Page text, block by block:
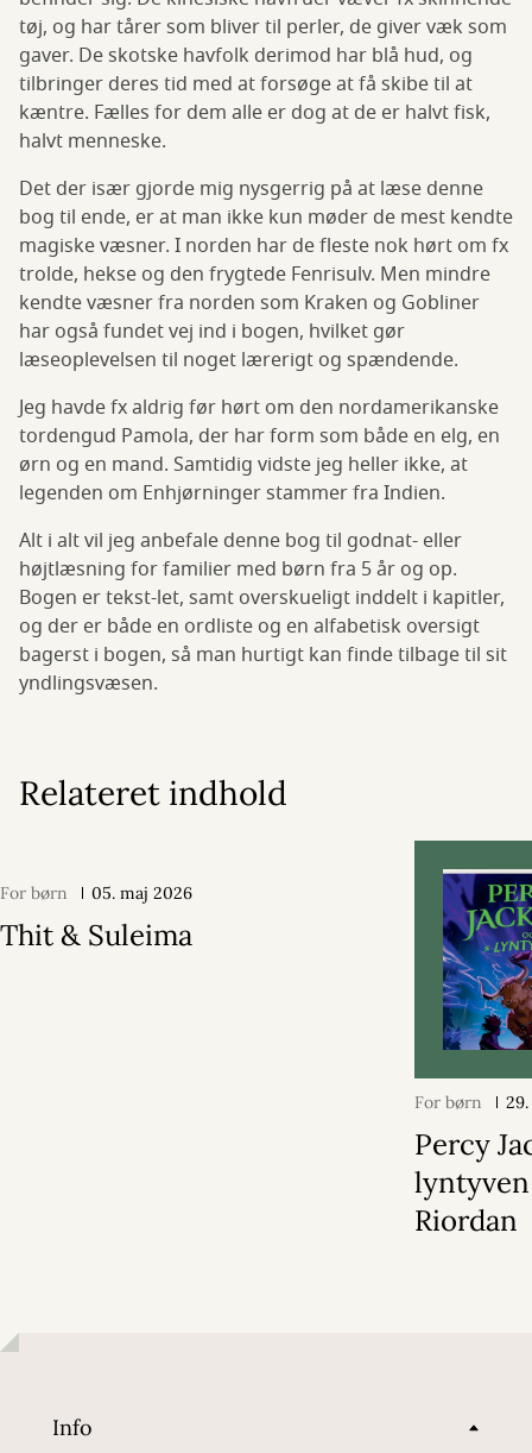
tøj, og har tårer som bliver til perler, de giver væk som
gaver. De skotske havfolk derimod har blå hud, og
tilbringer deres tid med at forsøge at få skibe til at
kæntre. Fælles for dem alle er dog at de er halvt fisk,
halvt menneske.
Det der især gjorde mig nysgerrig på at læse denne
bog til ende, er at man ikke kun møder de mest kendte
magiske væsner. I norden har de fleste nok hørt om fx
trolde, hekse og den frygtede Fenrisulv. Men mindre
kendte væsner fra norden som Kraken og Gobliner
har også fundet vej ind i bogen, hvilket gør
læseoplevelsen til noget lærerigt og spændende.
Jeg havde fx aldrig før hørt om den nordamerikanske
tordengud Pamola, der har form som både en elg, en
ørn og en mand. Samtidig vidste jeg heller ikke, at
legenden om Enhjørninger stammer fra Indien.
Alt i alt vil jeg anbefale denne bog til godnat- eller
højtlæsning for familier med børn fra 5 år og op.
Bogen er tekst-let, samt overskueligt inddelt i kapitler,
og der er både en ordliste og en alfabetisk oversigt
bagerst i bogen, så man hurtigt kan finde tilbage til sit
yndlingsvæsen.
Relateret indhold
For børn 05. maj 2026
Thit & Suleima
For børn
Percy
Riordan
Info